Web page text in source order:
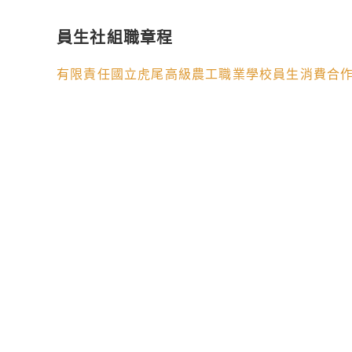
員生社組職章程
有限責任國立虎尾高級農工職業學校員生消費合